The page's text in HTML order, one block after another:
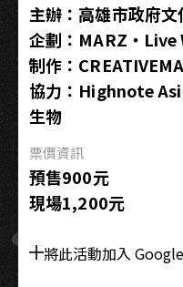
主辦：高雄市政府文
企劃：MARZ・
制作：
協力：Highnote
生物
票價資訊
預售900元
現場1,200元
將此活動加入